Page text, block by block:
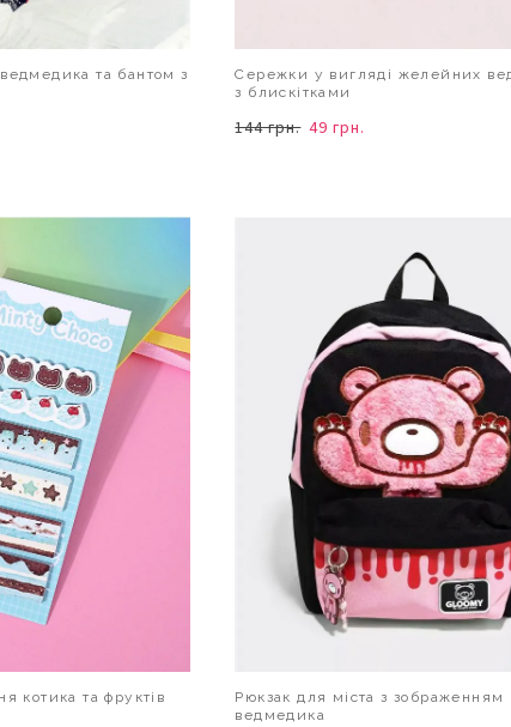
та бантом з
Сережки у вигляді желейних
з блискітками
144 грн. 49 грн.
котика та фруктів
Рюкзак для міста з зображенням
ведмедика